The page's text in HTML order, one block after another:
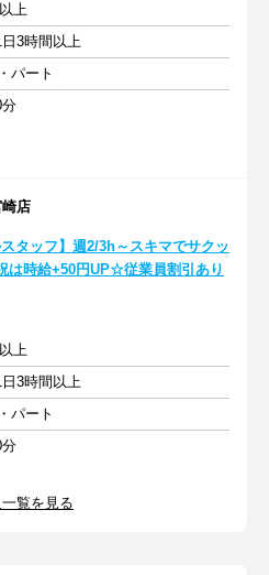
上
3時間以上
パート
店
スタッフ】週2/3h～スキマでサクッ
は時給+50円UP☆従業員割引あり
上
3時間以上
パート
覧を見る